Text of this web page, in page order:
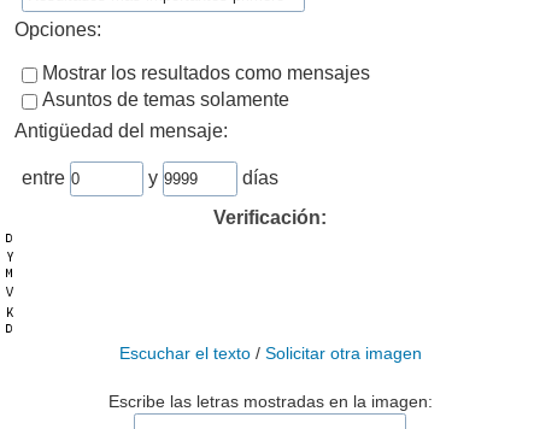
Opciones:
Mostrar los resultados como mensajes
Asuntos de temas solamente
Antigüedad del mensaje:
entre y
días
Verificación:
Escuchar el texto/ Solicitar otra imagen
Escribe las letras mostradas en la imagen: